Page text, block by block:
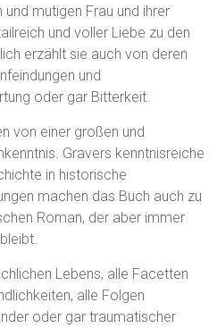
mutigen Frau und ihrer
und voller Liebe zu den
erzählt sie auch von deren
und
oder gar Bitterkeit.
von einer großen und
Gravers kenntnisreiche
in historische
machen das Buch auch zu
Roman, der aber immer
Lebens, alle Facetten
alle Folgen
oder gar traumatischer